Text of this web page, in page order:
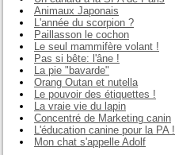
Animaux Japonais
L'année du scorpion ?
Paillasson le cochon
Le seul mammifère volant !
Pas si bête: l'âne !
La pie "bavarde"
Orang Outan et nutella
Le pouvoir des étiquettes !
La vraie vie du lapin
Concentré de Marketing canin
L'éducation canine pour la PA !
Mon chat s'appelle Adolf